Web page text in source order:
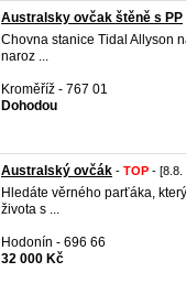
Australsky ovčak štěně s PP
Chovna stanice Tidal Allyson
naroz ...
Kroměříž - 767 01
Dohodou
Australský ovčák - TOP - [8.8.
Hledáte věrného parťáka,
života s ...
Hodonín - 696 66
32 000 Kč